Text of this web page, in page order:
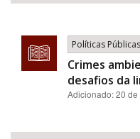
Políticas Públicas
Crimes
desafios da
Adicionado:20 de